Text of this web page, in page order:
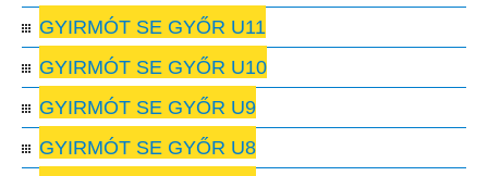
GYIRMÓT SE GYŐR U11
GYIRMÓT SE GYŐR U10
GYIRMÓT SE GYŐR U9
GYIRMÓT SE GYŐR U8